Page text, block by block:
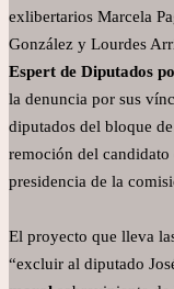
exlibertarios Marcela
González y Lourdes
Espert de Diputados
la denuncia por sus
diputados del bloque
remoción del candidato
presidencia de la
El proyecto que lleva
“excluir al diputado